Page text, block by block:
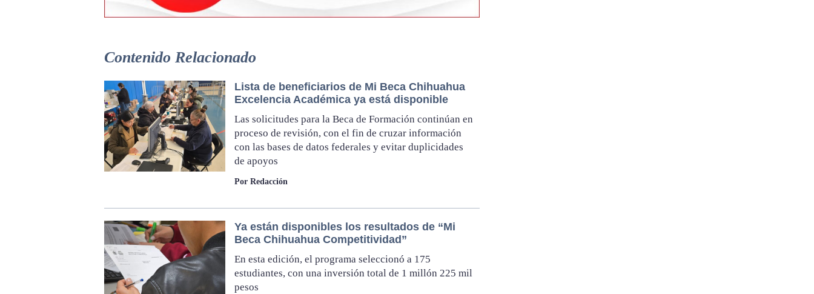
Contenido Relacionado
Lista de beneficiarios de Mi Beca Chihuahua
Excelencia Académica ya está disponible
Las solicitudes para la Beca de Formación continúan en
proceso de revisión, con el fin de cruzar información
con las bases de datos federales y evitar duplicidades
de apoyos
Por Redacción
Ya están disponibles los resultados de “Mi
Beca Chihuahua Competitividad”
En esta edición, el programa seleccionó a 175
estudiantes, con una inversión total de 1 millón 225 mil
pesos